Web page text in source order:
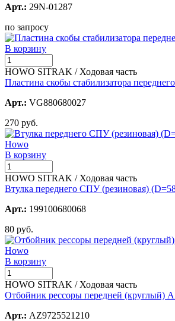
Арт.: 29N-01287
по запросу
В корзину
HOWO SITRAK / Ходовая часть
Пластина скобы стабилизатора переднего
Арт.: VG880680027
270 руб.
В корзину
HOWO SITRAK / Ходовая часть
Втулка переднего СПУ (резиновая)
Арт.: 199100680068
80 руб.
В корзину
HOWO SITRAK / Ходовая часть
Отбойник рессоры передней (круглый)
Арт.: AZ9725521210